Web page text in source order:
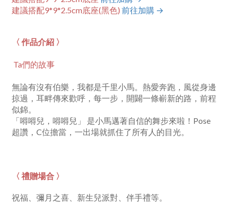
建議搭配9*9*2.5cm底座(黑色) 前往加購 →
〈 作品介紹 〉
Ta們的故事
無論有沒有伯樂，我都是千里小馬。熱愛奔跑， 風從身邊
掠過，耳畔傳來歡呼，每一步，開闢一條嶄新的路，前程
似錦。
「嘚嘚兒，嘚嘚兒」 是小馬邁著自信的舞步來啦！Pose
超讚，C位擔當，一出場就抓住了所有人的目光。
〈 禮贈場合 〉
祝福、彌月之喜、新生兒派對、伴手禮等。